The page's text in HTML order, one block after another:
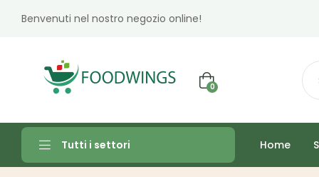
Benvenuti nel nostro negozio online!
0
Tutti i settori Home